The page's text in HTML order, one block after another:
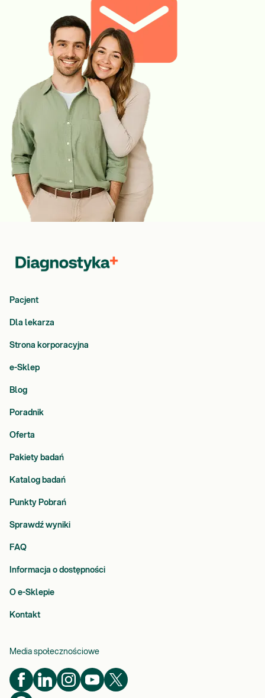
Pacjent
Dla lekarza
Strona korporacyjna
e-Sklep
Blog
Poradnik
Oferta
Pakiety badań
Katalog badań
Punkty Pobrań
Sprawdź wyniki
FAQ
Informacja o dostępności
O e-Sklepie
Kontakt
Media społecznościowe